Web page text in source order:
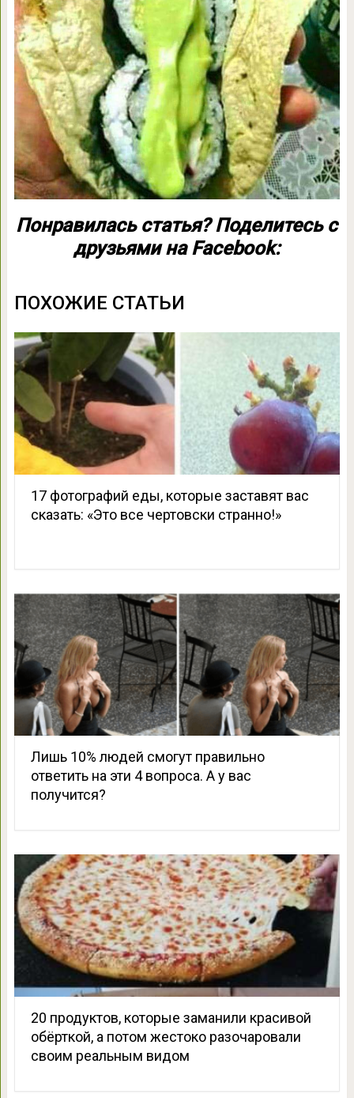
Понравилась статья? Поделитесь с
друзьями на Facebook:
ПОХОЖИЕ СТАТЬИ
17 фотографий еды, которые заставят вас
сказать: «Это все чертовски странно!»
Лишь 10% людей смогут правильно
ответить на эти 4 вопроса. А у вас
получится?
20 продуктов, которые заманили красивой
обёрткой, а потом жестоко разочаровали
своим реальным видом